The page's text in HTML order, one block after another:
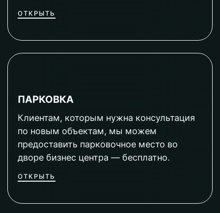
ОТКРЫТЬ
ПАРКОВКА
Клиентам, которым нужна консультация
по новым объектам, мы можем
предоставить парковочное место во
дворе бизнес центра — бесплатно.
ОТКРЫТЬ